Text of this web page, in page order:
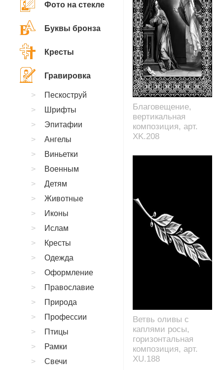
Благовещение,
вертикальная
композиция, арт.
XK.208
Ветвь оливы с
каплями росы,
горизонтальная
композиция, арт.
XU.188
Фото на стекле
Буквы бронза
Кресты
Гравировка
Пескоструй
Шрифты
Эпитафии
Ангелы
Виньетки
Военным
Детям
Животные
Иконы
Ислам
Кресты
Одежда
Оформление
Православие
Природа
Профессии
Птицы
Рамки
Свечи